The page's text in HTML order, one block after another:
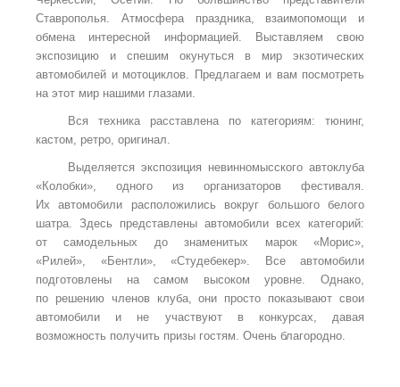
Ставрополья. Атмосфера праздника, взаимопомощи и
обмена интересной информацией. Выставляем свою
экспозицию и спешим окунуться в мир экзотических
автомобилей и мотоциклов. Предлагаем и вам посмотреть
на этот мир нашими глазами.
Вся техника расставлена по категориям: тюнинг,
кастом, ретро, оригинал.
Выделяется экспозиция невинномысского автоклуба
«Колобки», одного из организаторов фестиваля.
Их автомобили расположились вокруг большого белого
шатра. Здесь представлены автомобили всех категорий:
от самодельных до знаменитых марок «Морис»,
«Рилей», «Бентли», «Студебекер». Все автомобили
подготовлены на самом высоком уровне. Однако,
по решению членов клуба, они просто показывают свои
автомобили и не участвуют в конкурсах, давая
возможность получить призы гостям. Очень благородно.